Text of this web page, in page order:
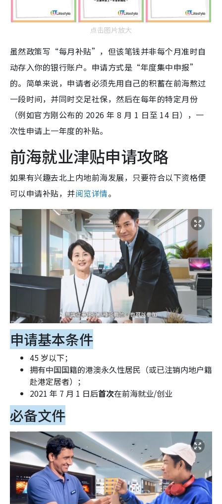
点击图片放大
虽然政策写“每月补贴”，但该笔钱并非每个月准时自
动存入你的银行账户。申请方式是“年度集中申报”
的。简单来说，申请者必须先用自己的积蓄在前海熬过
一段时间，并同时交足社保，然后在每年的特定月份
（例如官方刚公布的 2026 年 8 月 1 日至 14 日），一
次性申请上一年度的补贴。
前海就业津贴申请攻略
如果有兴趣去北上内地前海发展，只要符合以下资格便
可以申请补贴，并阅览详情。
申请基本条件
45 岁以下；
拥有中国国籍的港澳永久性居民（或已注销内地户籍
赴港定居者）；
2021 年 7 月 1 日后首次在前海就业/创业
必备文件